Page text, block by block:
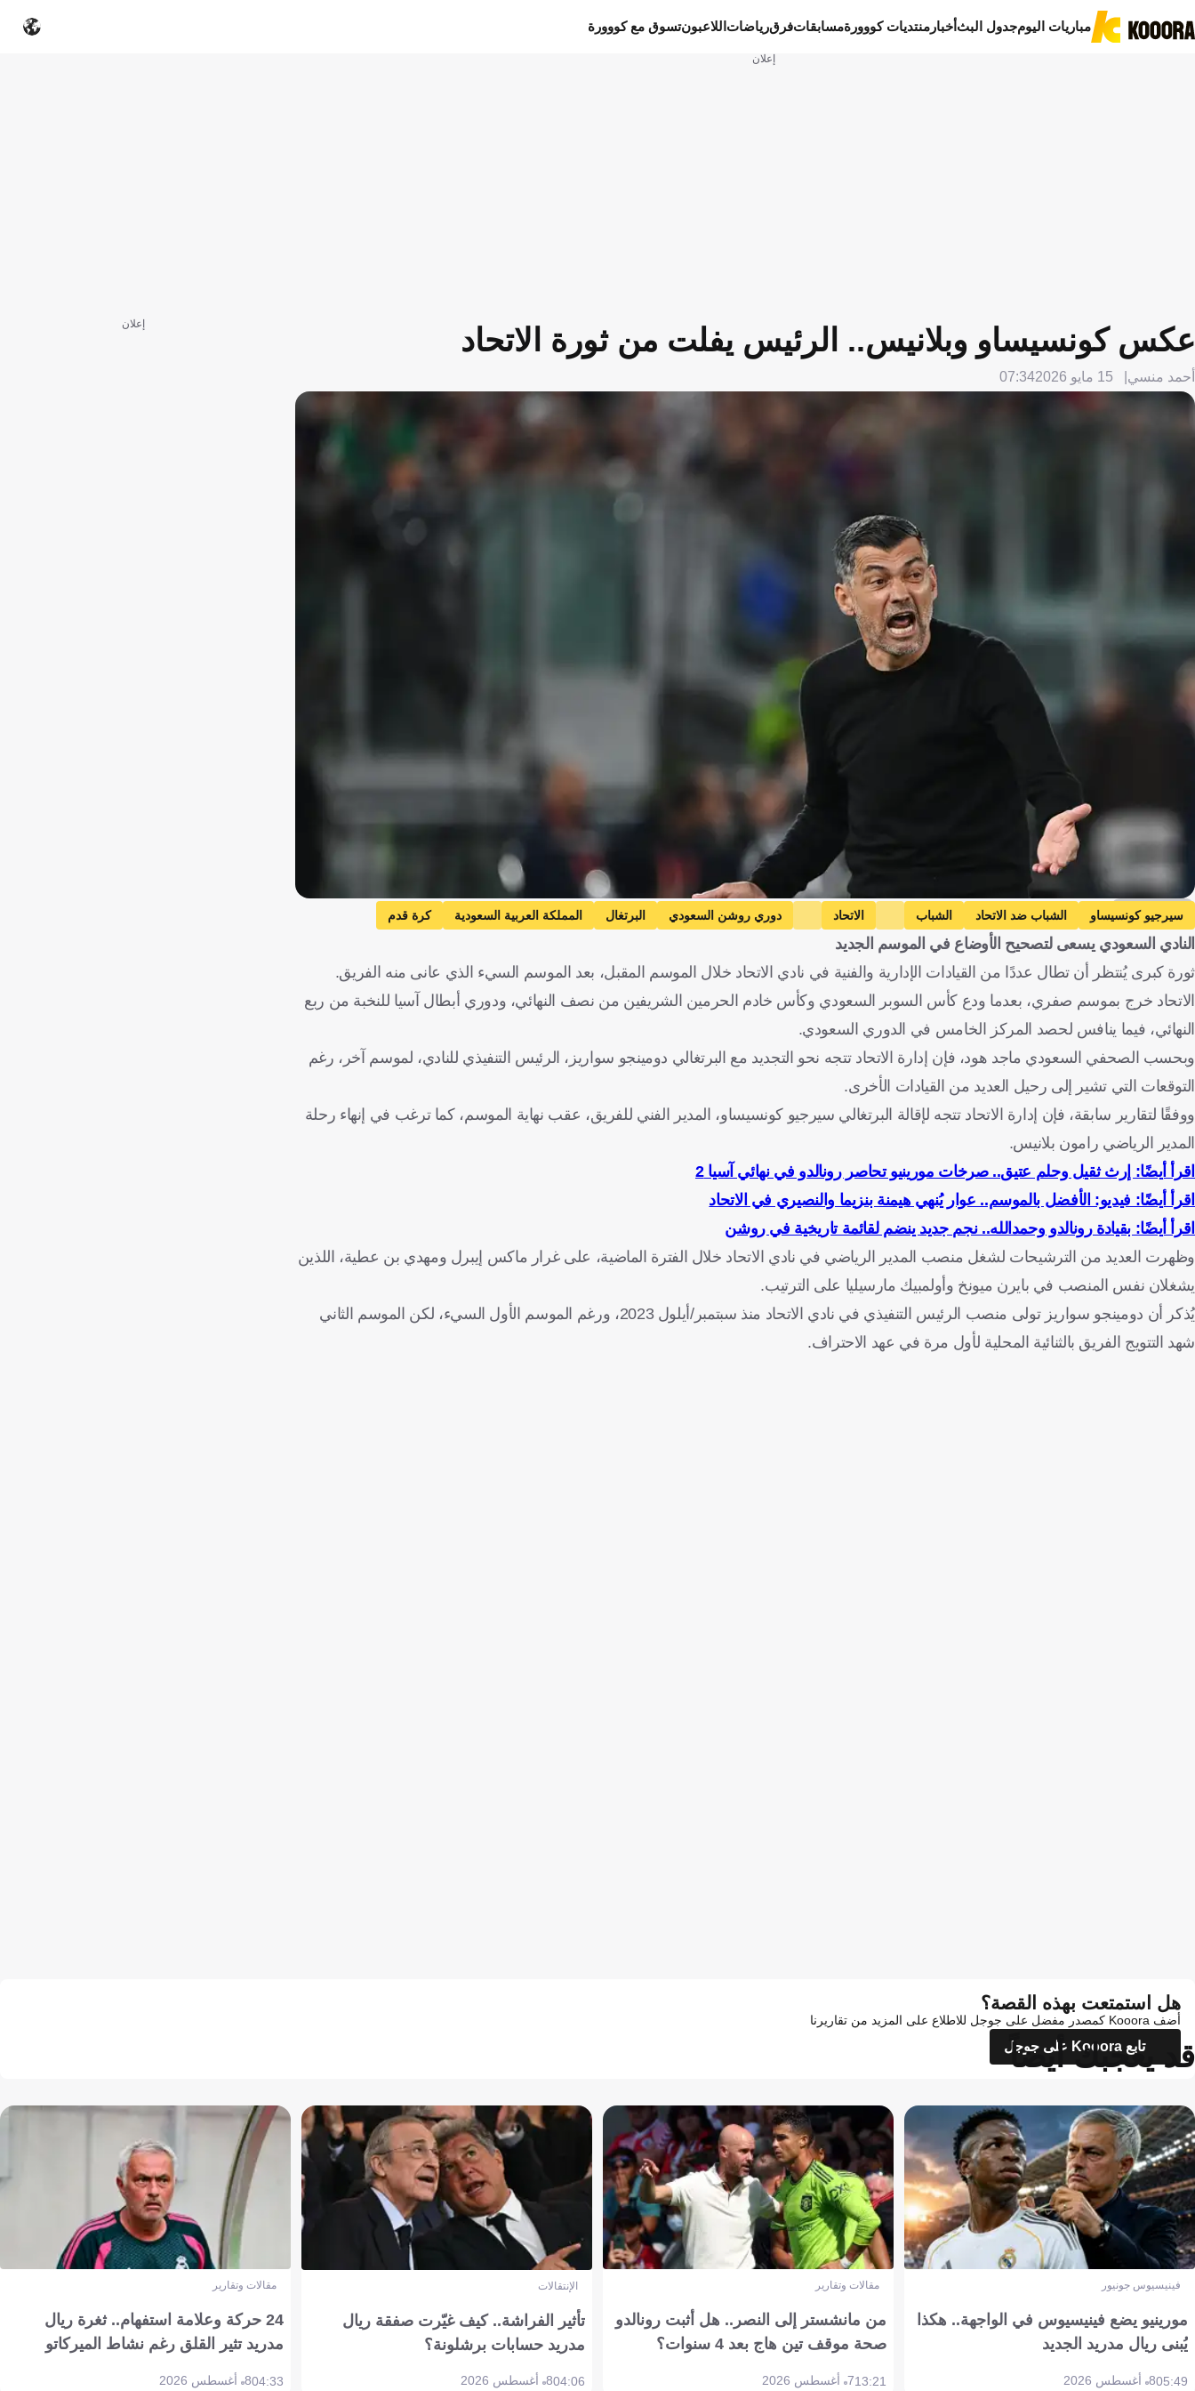
مباريات اليومجدول البثأخبار منتديات كووورةمسابقاتفرقرياضات اللاعبونتسوق مع كووورة
إعلان
عكس كونسيساو وبلانيس.. الرئيس يفلت من ثورة الاتحاد
أحمد منسي 15 مايو 2026 07:34
Getty Images
سيرجيو كونسيساو الشباب ضد الاتحاد الشباب الاتحاد دوري روشن السعودي البرتغال المملكة العربية السعودية كرة قدم
النادي السعودي يسعى لتصحيح الأوضاع في الموسم الجديد
ثورة كبرى يُنتظر أن تطال عددًا من القيادات الإدارية والفنية في نادي الاتحاد خلال الموسم المقبل، بعد الموسم السيء الذي عانى منه الفريق.
الاتحاد خرج بموسم صفري، بعدما ودع كأس السوبر السعودي وكأس خادم الحرمين الشريفين من نصف النهائي، ودوري أبطال آسيا للنخبة من ربع
النهائي، فيما ينافس لحصد المركز الخامس في الدوري السعودي.
وبحسب الصحفي السعودي ماجد هود، فإن إدارة الاتحاد تتجه نحو التجديد مع البرتغالي دومينجو سواريز، الرئيس التنفيذي للنادي، لموسم آخر، رغم
التوقعات التي تشير إلى رحيل العديد من القيادات الأخرى.
ووفقًا لتقارير سابقة، فإن إدارة الاتحاد تتجه لإقالة البرتغالي سيرجيو كونسيساو، المدير الفني للفريق، عقب نهاية الموسم، كما ترغب في إنهاء رحلة
المدير الرياضي رامون بلانيس.
اقرأ أيضًا: إرث ثقيل وحلم عتيق.. صرخات مورينيو تحاصر رونالدو في نهائي آسيا 2
اقرأ أيضًا: فيديو: الأفضل بالموسم.. عوار يُنهي هيمنة بنزيما والنصيري في الاتحاد
اقرأ أيضًا: بقيادة رونالدو وحمدالله.. نجم جديد ينضم لقائمة تاريخية في روشن
وظهرت العديد من الترشيحات لشغل منصب المدير الرياضي في نادي الاتحاد خلال الفترة الماضية، على غرار ماكس إيبرل ومهدي بن عطية، اللذين
يشغلان نفس المنصب في بايرن ميونخ وأولمبيك مارسيليا على الترتيب.
يُذكر أن دومينجو سواريز تولى منصب الرئيس التنفيذي في نادي الاتحاد منذ سبتمبر/أيلول 2023، ورغم الموسم الأول السيء، لكن الموسم الثاني
شهد التتويج الفريق بالثنائية المحلية لأول مرة في عهد الاحتراف.
إعلان
هل استمتعت بهذه القصة؟
أضف Kooora كمصدر مفضل على جوجل للاطلاع على المزيد من تقاريرنا
تابع Kooora على جوجل
قد يعجبك أيضاً
فينيسيوس جونيور
مورينيو يضع فينيسيوس في الواجهة.. هكذا
يُبنى ريال مدريد الجديد
05:498 أغسطس 2026
مقالات وتقارير
من مانشستر إلى النصر.. هل أثبت رونالدو
صحة موقف تين هاج بعد 4 سنوات؟
13:217 أغسطس 2026
الإنتقالات
تأثير الفراشة.. كيف غيّرت صفقة ريال
مدريد حسابات برشلونة؟
04:068 أغسطس 2026
مقالات وتقارير
24 حركة وعلامة استفهام.. ثغرة ريال
مدريد تثير القلق رغم نشاط الميركاتو
04:338 أغسطس 2026